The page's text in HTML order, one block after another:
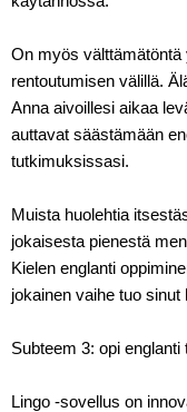
On myös välttämätöntä
rentoutumisen välillä.
Anna aivoillesi aikaa
auttavat säästämään
tutkimuksissasi.
Muista huolehtia
jokaisesta pienestä
Kielen englanti
jokainen vaihe tuo
Subteem 3: opi
Lingo -sovellus on